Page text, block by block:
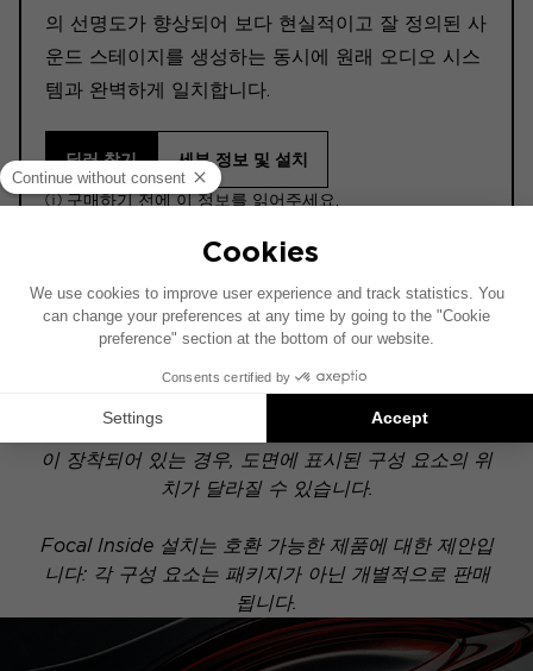
의 선명도가 향상되어 보다 현실적이고 잘 정의된 사
운드 스테이지를 생성하는 동시에 원래 오디오 시스
템과 완벽하게 일치합니다.
딜러 찾기 세부 정보 및 설치
ⓘ 구매하기 전에 이 정보를 읽어주세요.
ACTIVE
기준으로 제작되었습니다. 차량에 특정 하이파이 옵션
이 장착되어 있는 경우, 도면에 표시된 구성 요소의 위
치가 달라질 수 있습니다.
Focal Inside 설치는 호환 가능한 제품에 대한 제안입
니다: 각 구성 요소는 패키지가 아닌 개별적으로 판매
됩니다.